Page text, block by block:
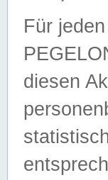
Für
diesen